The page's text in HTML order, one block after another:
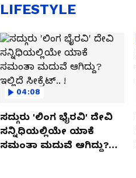
LIFESTYLE
04:08
ಸದ್ಗುರು 'ಲಿಂಗ ಭೈರವಿ' ದೇವಿ
ಸನ್ನಿಧಿಯಲ್ಲಿಯೇ ಯಾಕೆ
ಸಮಂತಾ ಮದುವೆ ಆಗಿದ್ದು?